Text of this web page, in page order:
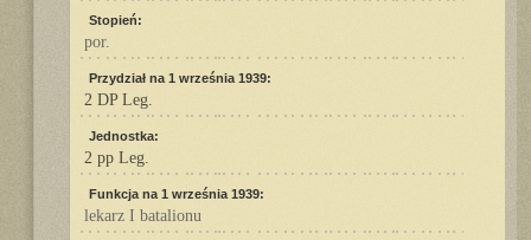
Stopień:
por.
Przydział na 1 września 1939:
2 DP Leg.
Jednostka:
2 pp Leg.
Funkcja na 1 września 1939:
lekarz I batalionu